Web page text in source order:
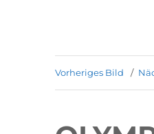
Vorheriges Bild